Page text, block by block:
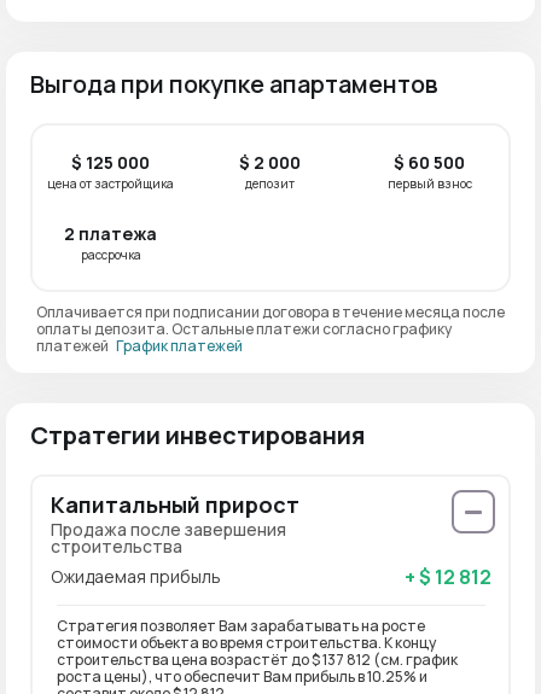
Выгода при покупке апартаментов
$ 125 000
цена от застройщика
$ 2 000
депозит
$ 60 500
первый взнос
2 платежа
рассрочка
Оплачивается при подписании договора в течение месяца после
оплаты депозита. Остальные платежи согласно графику
платежей График платежей
Стратегии инвестирования
Капитальный прирост
Продажа после завершения
строительства
Ожидаемая прибыль
+ $ 12 812
Стратегия позволяет Вам зарабатывать на росте
стоимости объекта во время строительства. К концу
строительства цена возрастёт до $ 137 812 (см. график
роста цены), что обеспечит Вам прибыль в 10.25% и